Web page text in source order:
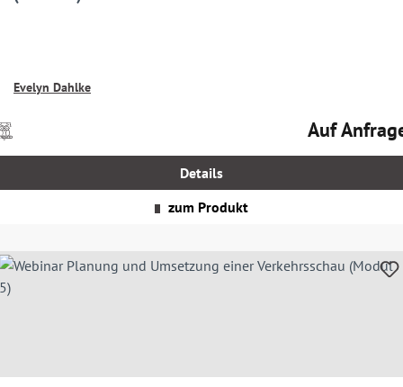
Evelyn Dahlke
Regulärer
Auf
Details
zum Produkt